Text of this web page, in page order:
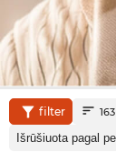
filter 163